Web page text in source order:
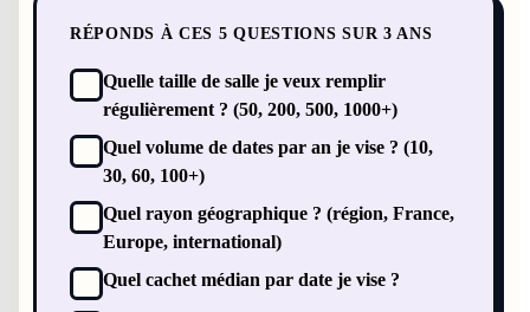
RÉPONDS À CES 5 QUESTIONS SUR 3 ANS
Quelle taille de salle je veux remplir
régulièrement ? (50, 200, 500, 1000+)
Quel volume de dates par an je vise ? (10,
30, 60, 100+)
Quel rayon géographique ? (région, France,
Europe, international)
Quel cachet médian par date je vise ?